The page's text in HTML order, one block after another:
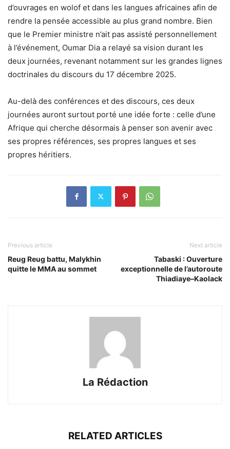
d’ouvrages en wolof et dans les langues africaines afin de
rendre la pensée accessible au plus grand nombre. Bien
que le Premier ministre n’ait pas assisté personnellement
à l’événement, Oumar Dia a relayé sa vision durant les
deux journées, revenant notamment sur les grandes lignes
doctrinales du discours du 17 décembre 2025.
Au-delà des conférences et des discours, ces deux
journées auront surtout porté une idée forte : celle d’une
Afrique qui cherche désormais à penser son avenir avec
ses propres références, ses propres langues et ses
propres héritiers.
Previous article
Reug Reug battu, Malykhin
quitte le MMA au sommet
Next article
Tabaski : Ouverture
exceptionnelle de l’autoroute
Thiadiaye–Kaolack
La Rédaction
RELATED ARTICLES